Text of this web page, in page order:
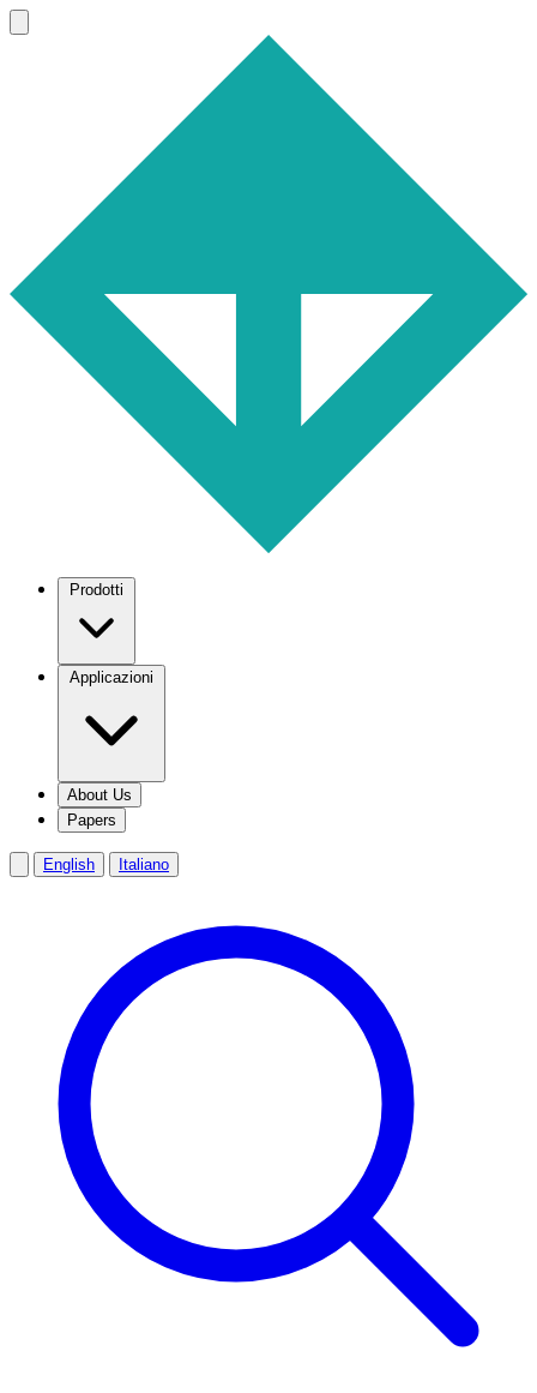
Prodotti
Applicazioni
About Us
Papers
English Italiano